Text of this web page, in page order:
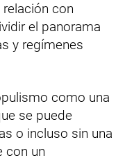
relación con
el panorama
y regímenes
como una
se puede
o incluso sin una
con un